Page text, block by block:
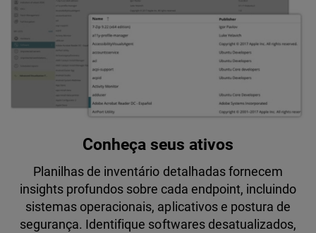
Conheça seus ativos
Planilhas de inventário detalhadas fornecem
insights profundos sobre cada endpoint, incluindo
sistemas operacionais, aplicativos e postura de
segurança. Identifique softwares desatualizados,